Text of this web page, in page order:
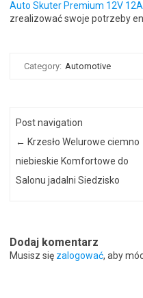
Auto Skuter Premium 12V
zrealizować swoje potrzeby
Category: Automotive
Post navigation
← Krzesło Welurowe ciemno
niebieskie Komfortowe do
Salonu jadalni Siedzisko
Dodaj komentarz
Musisz się zalogować, aby